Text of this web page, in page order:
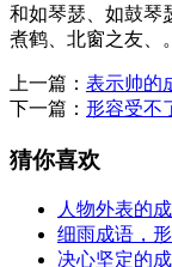
和如琴瑟、如鼓琴
煮鹤、北窗之友、。
上一篇： 表示帅的
下一篇： 形容受不
猜你喜欢
人物外表的
细雨成语，
决心坚定的